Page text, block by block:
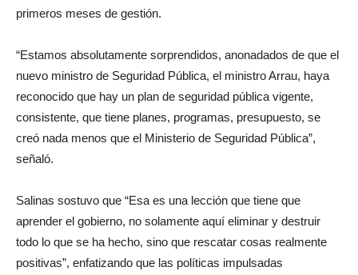
primeros meses de gestión.
“Estamos absolutamente sorprendidos, anonadados de que el
nuevo ministro de Seguridad Pública, el ministro Arrau, haya
reconocido que hay un plan de seguridad pública vigente,
consistente, que tiene planes, programas, presupuesto, se
creó nada menos que el Ministerio de Seguridad Pública”,
señaló.
Salinas sostuvo que “Esa es una lección que tiene que
aprender el gobierno, no solamente aquí eliminar y destruir
todo lo que se ha hecho, sino que rescatar cosas realmente
positivas”, enfatizando que las políticas impulsadas